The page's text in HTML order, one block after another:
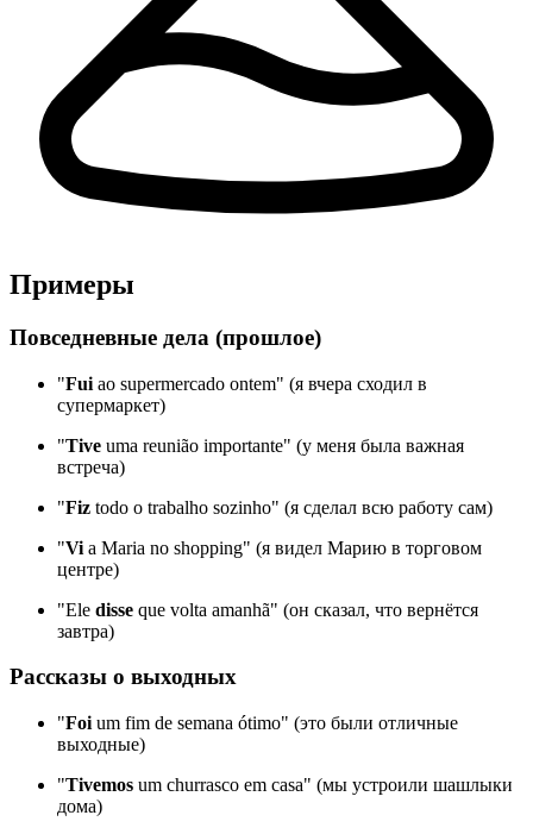
Примеры
Повседневные дела (прошлое)
"Fui ao supermercado ontem" (я вчера сходил в
супермаркет)
"Tive uma reunião importante" (у меня была важная
встреча)
"Fiz todo o trabalho sozinho" (я сделал всю работу сам)
"Vi a Maria no shopping" (я видел Марию в торговом
центре)
"Ele disse que volta amanhã" (он сказал, что вернётся
завтра)
Рассказы о выходных
"Foi um fim de semana ótimo" (это были отличные
выходные)
"Tivemos um churrasco em casa" (мы устроили шашлыки
дома)